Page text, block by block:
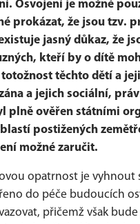
Osvojení je možné
prokázat, že jsou tzv.
jasný důkaz, že
kteří by o dítě
těchto dětí a
a jejich sociální,
plně ověřen státními
postižených
možné zaručit.
opatrnost je vyhnout
do péče budoucích
přičemž však